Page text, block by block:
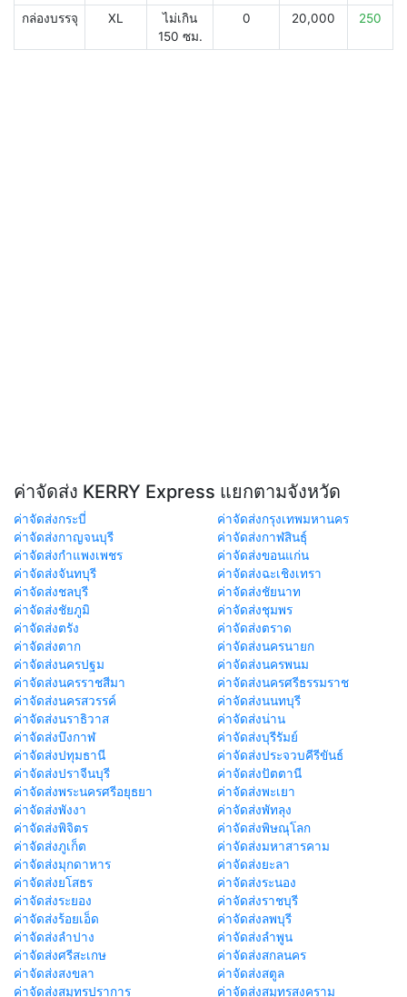
กล่องบรรจุ XL
ไม่เกิน
150 ซม.
0 20,000 250
ค่าจัดส่ง KERRY Express แยกตามจังหวัด
ค่าจัดส่งกระบี่
ค่าจัดส่งกรุงเทพมหานคร
ค่าจัดส่งกาญจนบุรี
ค่าจัดส่งกาฬสินธุ์
ค่าจัดส่งกำแพงเพชร
ค่าจัดส่งขอนแก่น
ค่าจัดส่งจันทบุรี
ค่าจัดส่งฉะเชิงเทรา
ค่าจัดส่งชลบุรี
ค่าจัดส่งชัยนาท
ค่าจัดส่งชัยภูมิ
ค่าจัดส่งชุมพร
ค่าจัดส่งตรัง
ค่าจัดส่งตราด
ค่าจัดส่งตาก
ค่าจัดส่งนครนายก
ค่าจัดส่งนครปฐม
ค่าจัดส่งนครพนม
ค่าจัดส่งนครราชสีมา
ค่าจัดส่งนครศรีธรรมราช
ค่าจัดส่งนครสวรรค์
ค่าจัดส่งนนทบุรี
ค่าจัดส่งนราธิวาส
ค่าจัดส่งน่าน
ค่าจัดส่งบึงกาฬ
ค่าจัดส่งบุรีรัมย์
ค่าจัดส่งปทุมธานี
ค่าจัดส่งประจวบคีรีขันธ์
ค่าจัดส่งปราจีนบุรี
ค่าจัดส่งปัตตานี
ค่าจัดส่งพระนครศรีอยุธยา
ค่าจัดส่งพะเยา
ค่าจัดส่งพังงา
ค่าจัดส่งพัทลุง
ค่าจัดส่งพิจิตร
ค่าจัดส่งพิษณุโลก
ค่าจัดส่งภูเก็ต
ค่าจัดส่งมหาสารคาม
ค่าจัดส่งมุกดาหาร
ค่าจัดส่งยะลา
ค่าจัดส่งยโสธร
ค่าจัดส่งระนอง
ค่าจัดส่งระยอง
ค่าจัดส่งราชบุรี
ค่าจัดส่งร้อยเอ็ด
ค่าจัดส่งลพบุรี
ค่าจัดส่งลำปาง
ค่าจัดส่งลำพูน
ค่าจัดส่งศรีสะเกษ
ค่าจัดส่งสกลนคร
ค่าจัดส่งสงขลา
ค่าจัดส่งสตูล
ค่าจัดส่งสมุทรปราการ
ค่าจัดส่งสมุทรสงคราม